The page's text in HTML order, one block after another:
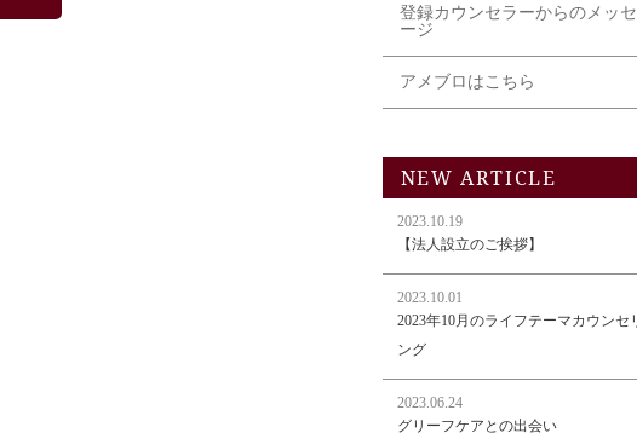
登録カウンセラーからのメッセ
ージ
アメブロはこちら
NEW ARTICLE
2023.10.19
【法人設立のご挨拶】
2023.10.01
2023年10月のライフテーマカウンセ
ング
2023.06.24
グリーフケアとの出会い